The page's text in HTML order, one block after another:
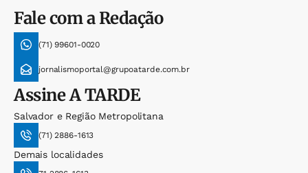
Fale com a Redação
(71) 99601-0020
jornalismoportal@grupoatarde.com.br
AssineA TARDE
Salvador e Região Metropolitana
(71) 2886-1613
Demais localidades